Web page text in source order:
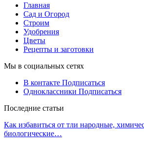
Главная
Сад и Огород
Строим
Удобрения
Цветы
Рецепты и заготовки
Мы в социальных сетях
В контакте Подписаться
Одноклассники Подписаться
Последние статьи
Как избавиться от тли народные,
биологические…